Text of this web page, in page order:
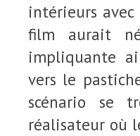
intérieurs
film aurait
impliquante
vers le
scénario se
réalisateur où